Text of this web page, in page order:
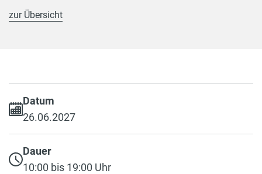
zur Übersicht
Datum
26.06.2027
Dauer
10:00 bis 19:00 Uhr